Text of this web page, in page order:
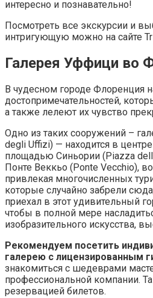
интересно и познавательно!
Посмотреть все экскурсии и
интригующую можно на сайте
Галерея Уффици во
В чудесном городе Флоренция
достопримечательностей,
а также лелеют их чувство
Одно из таких сооружений –
degli Uffizi) — находится в
площадью Синьории (Piazza
Понте Веккьо (Ponte Vecchio),
привлекая многочисленных
которые случайно забрели
приехал в этот удивительный
чтобы в полной мере
изобразительного искусства,
Рекомендуем посетить
галерею с лицензированным
знакомиться с шедеврами
профессиональной компании.
резервацией билетов.